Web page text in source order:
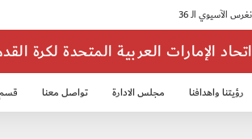
اتحاد الإمارات العربية المتحدة لكرة
رؤيتنا واهدافنا مجلس الادارة تواصل معنا